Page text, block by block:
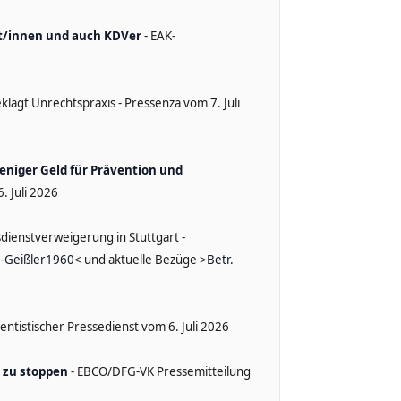
innen und auch KDVer- EAK-
Unrechtspraxis - Pressenza vom 7. Juli
Geld für Prävention und
Juli 2026
in Stuttgart -
Geißler1960< und aktuelle Bezüge >Betr.
Pressedienst vom 6. Juli 2026
stoppen - EBCO/DFG-VK Pressemitteilung